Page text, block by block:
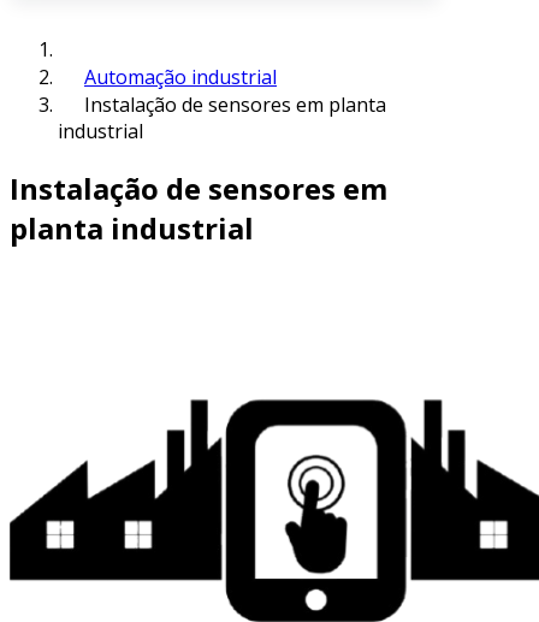
Automação industrial
Instalação de sensores em planta
industrial
Instalação de sensores em
planta industrial